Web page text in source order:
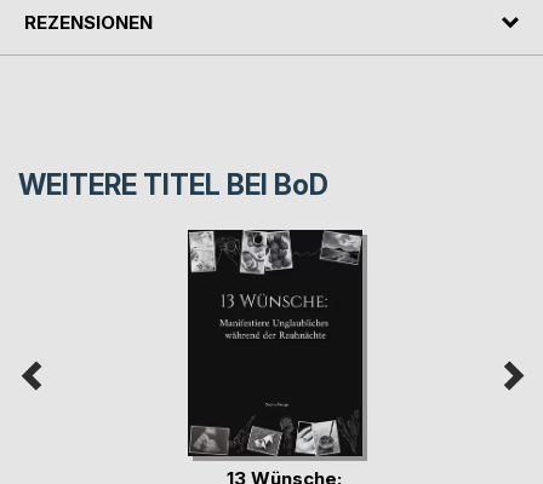
REZENSIONEN
WEITERE TITEL BEI BoD
13 Wünsche: